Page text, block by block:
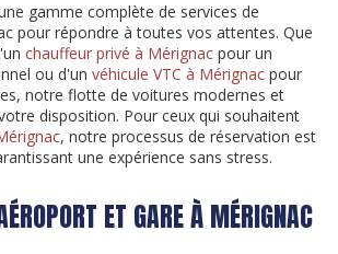
gamme complète de services de
pour répondre à toutes vos attentes. Que
chauffeur privé à Mérignac pour un
ou d'un véhicule VTC à Mérignac pour
notre flotte de voitures modernes et
disposition. Pour ceux qui souhaitent
, notre processus de réservation est
une expérience sans stress.
ET GARE À MÉRIGNAC